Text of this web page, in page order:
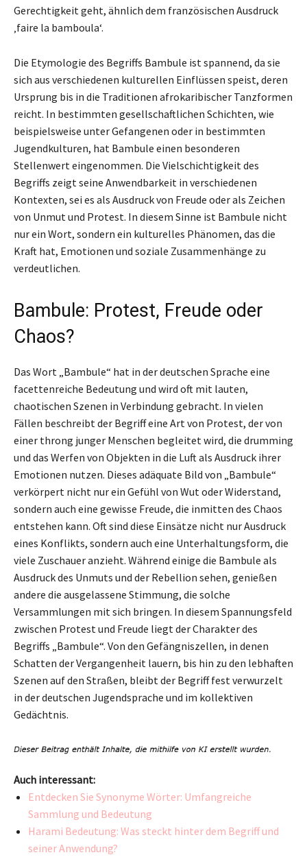
Gerechtigkeit geht, ähnlich dem französischen Ausdruck
‚faire la bamboula‘.
Die Etymologie des Begriffs Bambule ist spannend, da sie
sich aus verschiedenen kulturellen Einflüssen speist, deren
Ursprung bis in die Traditionen afrokaribischer Tanzformen
reicht. In bestimmten gesellschaftlichen Schichten, wie
beispielsweise unter Gefangenen oder in bestimmten
Jugendkulturen, hat Bambule einen besonderen
Stellenwert eingenommen. Die Vielschichtigkeit des
Begriffs zeigt seine Anwendbarkeit in verschiedenen
Kontexten, sei es als Ausdruck von Freude oder als Zeichen
von Unmut und Protest. In diesem Sinne ist Bambule nicht
nur ein Wort, sondern ein kulturelles Phänomen, das die
Kraft hat, Emotionen und soziale Zusammenhänge zu
verdeutlichen.
Bambule: Protest, Freude oder
Chaos?
Das Wort „Bambule“ hat in der deutschen Sprache eine
facettenreiche Bedeutung und wird oft mit lauten,
chaotischen Szenen in Verbindung gebracht. In vielen
Fällen beschreibt der Begriff eine Art von Protest, der von
einer throng junger Menschen begleitet wird, die drumming
und das Werfen von Objekten in die Luft als Ausdruck ihrer
Emotionen nutzen. Dieses adäquate Bild von „Bambule“
verkörpert nicht nur ein Gefühl von Wut oder Widerstand,
sondern auch eine gewisse Freude, die inmitten des Chaos
entstehen kann. Oft sind diese Einsätze nicht nur Ausdruck
eines Konflikts, sondern auch eine Unterhaltungsform, die
viele Zuschauer anzieht. Während einige die Bambule als
Ausdruck des Unmuts und der Rebellion sehen, genießen
andere die ausgelassene Stimmung, die solche
Versammlungen mit sich bringen. In diesem Spannungsfeld
zwischen Protest und Freude liegt der Charakter des
Begriffs „Bambule“. Von den Gefängniszellen, in denen
Schatten der Vergangenheit lauern, bis hin zu den lebhaften
Szenen auf den Straßen, bleibt der Begriff fest verwurzelt
in der deutschen Jugendsprache und im kollektiven
Gedächtnis.
Auch interessant:
Entdecken Sie Synonyme Wörter: Umfangreiche
Sammlung und Bedeutung
Harami Bedeutung: Was steckt hinter dem Begriff und
seiner Anwendung?